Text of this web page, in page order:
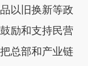
以旧换新等政
励和支持民营
总部和产业链